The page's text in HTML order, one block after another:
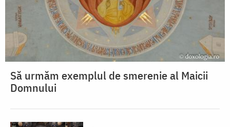
Să urmăm exemplul de smerenie al Maicii
Domnului